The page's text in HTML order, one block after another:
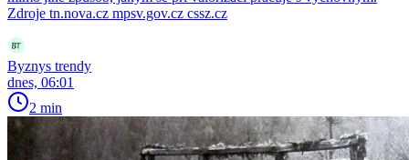
Zdroje tn.nova.cz mpsv.gov.cz cssz.cz
Byznys trendy
dnes, 06:01
2 min